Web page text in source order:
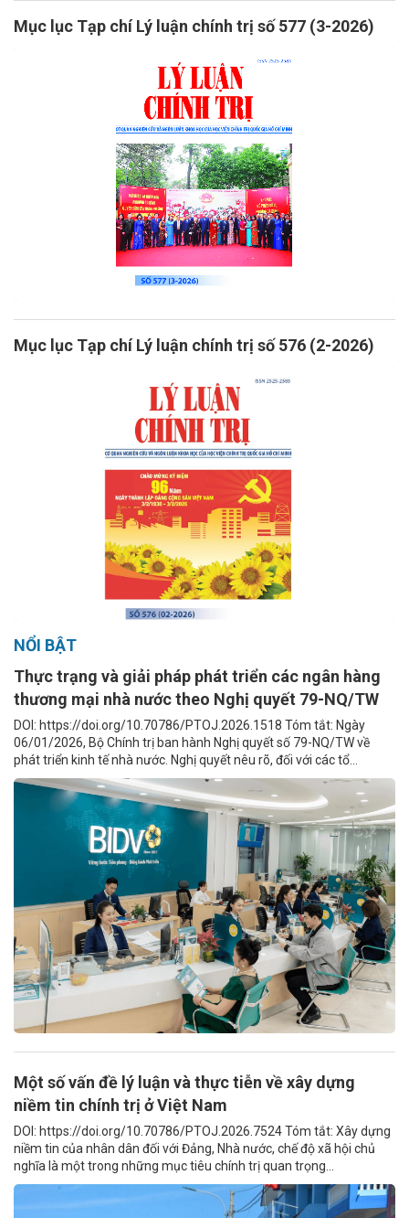
Mục lục Tạp chí Lý luận chính trị số 577 (3-2026)
Mục lục Tạp chí Lý luận chính trị số 576 (2-2026)
NỔI BẬT
Thực trạng và giải pháp phát triển các ngân hàng
thương mại nhà nước theo Nghị quyết 79-NQ/TW
DOI: https://doi.org/10.70786/PTOJ.2026.1518 Tóm tắt: Ngày
06/01/2026, Bộ Chính trị ban hành Nghị quyết số 79-NQ/TW về
phát triển kinh tế nhà nước. Nghị quyết nêu rõ, đối với các tổ...
Một số vấn đề lý luận và thực tiễn về xây dựng
niềm tin chính trị ở Việt Nam
DOI: https://doi.org/10.70786/PTOJ.2026.7524 Tóm tắt: Xây dựng
niềm tin của nhân dân đối với Đảng, Nhà nước, chế độ xã hội chủ
nghĩa là một trong những mục tiêu chính trị quan trọng...